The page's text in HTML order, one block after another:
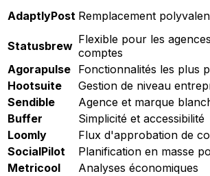
AdaptlyPost Remplacement
Statusbrew Flexible pour les
comptes
Agorapulse Fonctionnalités les plus
Hootsuite
Gestion de niveau
Sendible
Agence et marque
Buffer
Simplicité et accessibilité
Loomly
Flux d'approbation de
SocialPilot
Planification en masse
Metricool
Analyses économiques